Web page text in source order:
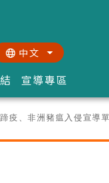
中文
宣導專區
蹄疫、非洲豬瘟入侵宣